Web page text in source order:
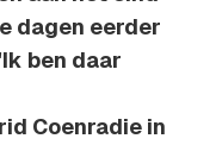
dagen eerder
ben daar
Coenradie in